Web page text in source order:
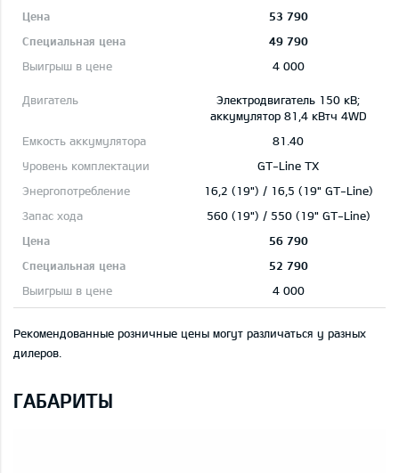
53 790
49 790
4 000
Электродвигатель 150 кВ;
aккумулятор 81,4 кВтч 4WD
81.40
GT-Line TX
16,2 (19") / 16,5 (19" GT-Line)
560 (19") / 550 (19" GT-Line)
56 790
52 790
4 000
Рекомендованные розничные цены могут различаться у разных
дилеров.
ГАБАРИТЫ